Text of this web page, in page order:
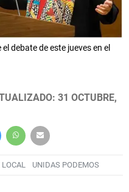
debate de este jueves en el
31 OCTUBRE,
LOCAL UNIDAS PODEMOS